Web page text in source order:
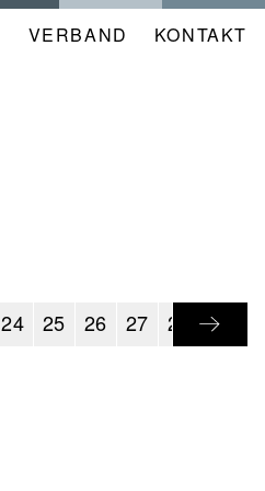
NAVIGATION
VERBAND KONTAKT
24 25 26 27 28 29